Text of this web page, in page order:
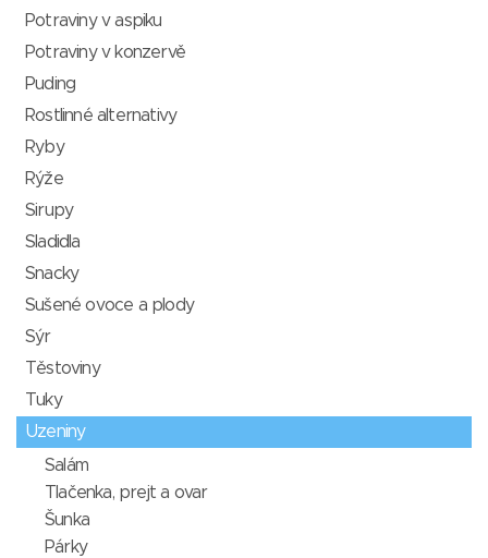
Potraviny v aspiku
Potraviny v konzervě
Puding
Rostlinné alternativy
Ryby
Rýže
Sirupy
Sladidla
Snacky
Sušené ovoce a plody
Sýr
Těstoviny
Tuky
Uzeniny
Salám
Tlačenka, prejt a ovar
Šunka
Párky